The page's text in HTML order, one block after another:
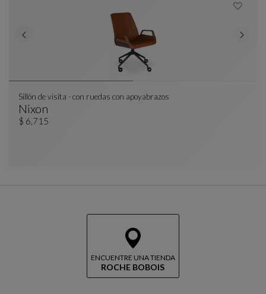
Nixon
Sillón De Visita - Con Ruedas Con Apoyabrazos
Ver Descripción Completa
Sillón de visita - con ruedas con apoyabrazos
$ 6,715
ENCUENTRE UNA TIENDA
ROCHE BOBOIS